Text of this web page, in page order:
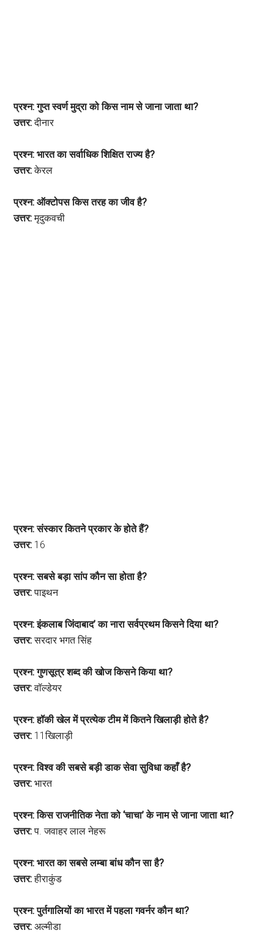
प्रश्न: गुप्त स्वर्ण मुद्रा को किस नाम से जाना जाता था?
उत्तर:दीनार
प्रश्न: भारत का सर्वाधिक शिक्षित राज्य है?
उत्तर:केरल
प्रश्न: ऑक्टोपस किस तरह का जीव है?
उत्तर:मृदुकवची
प्रश्न: संस्कार कितने प्रकार के होते हैं?
उत्तर: 16
प्रश्न: सबसे बड़ा सांप कौन सा होता है?
उत्तर:पाइथन
प्रश्न: इंकलाब जिंदाबाद’ का नारा सर्वप्रथम किसने दिया था?
उत्तर:सरदार भगत सिंह
प्रश्न: गुणसूत्र शब्द की खोज किसने किया था?
उत्तर:वॉल्डेयर
प्रश्न: हॉकी खेल में प्रत्येक टीम में कितने खिलाड़ी होते है?
उत्तर: 11खिलाड़ी
प्रश्न: विश्व की सबसे बड़ी डाक सेवा सुविधा कहाँ है?
उत्तर: भारत
प्रश्न: किस राजनीतिक नेता को ‘चाचा’ के नाम से जाना जाता था?
उत्तर:प. जवाहर लाल नेहरू
प्रश्न: भारत का सबसे लम्बा बांध कौन सा है?
उत्तर:हीराकुंड
प्रश्न: पुर्तगालियों का भारत में पहला गवर्नर कौन था?
उत्तर: अल्मीडा